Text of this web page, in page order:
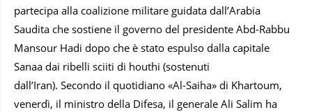
partecipa alla coalizione militare guidata dall’Arabia
Saudita che sostiene il governo del presidente Abd-Rabbu
Mansour Hadi dopo che è stato espulso dalla capitale
Sanaa dai ribelli sciiti di houthi (sostenuti
dall’Iran). Secondo il quotidiano «Al-Saiha» di Khartoum,
venerdì, il ministro della Difesa, il generale Ali Salim ha